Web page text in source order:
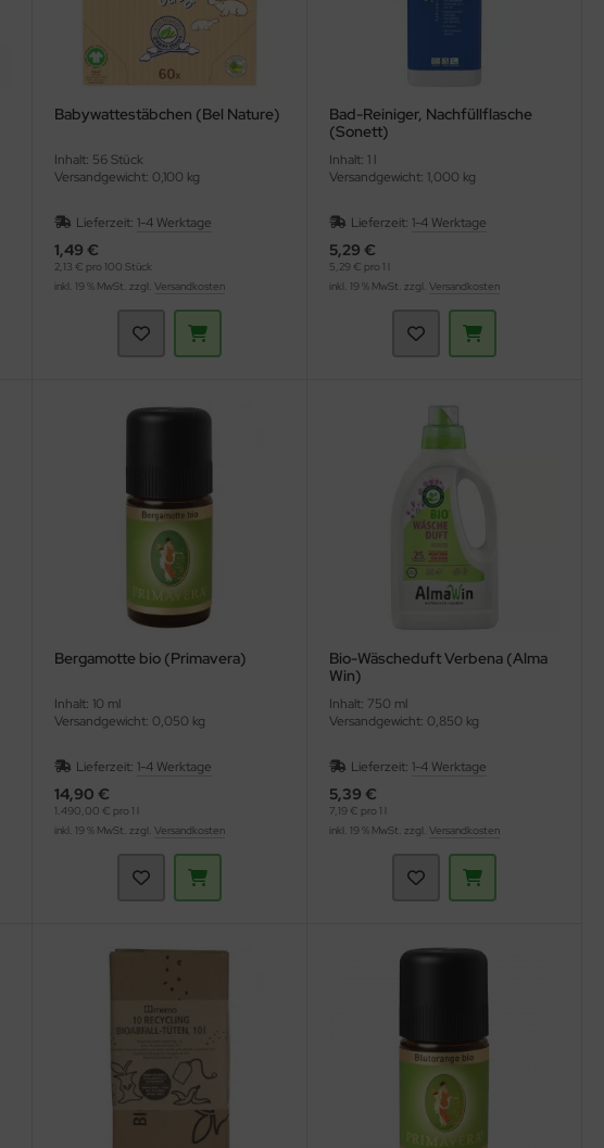
Babywattestäbchen (Bel Nature)
Inhalt: 56 Stück
Versandgewicht: 0,100 kg
Lieferzeit: 1-4 Werktage
1,49 €
2,13 € pro 100 Stück
inkl. 19 % MwSt. zzgl. Versandkosten
Bad-Reiniger, Nachfüllflasche
(Sonett)
Inhalt: 1 l
Versandgewicht: 1,000 kg
Lieferzeit: 1-4 Werktage
5,29 €
5,29 € pro 1 l
inkl. 19 % MwSt. zzgl. Versandkosten
Bergamotte bio (Primavera)
Inhalt: 10 ml
Versandgewicht: 0,050 kg
Lieferzeit: 1-4 Werktage
14,90 €
1.490,00 € pro 1 l
inkl. 19 % MwSt. zzgl. Versandkosten
Bio-Wäscheduft Verbena (Alma
Win)
Inhalt: 750 ml
Versandgewicht: 0,850 kg
Lieferzeit: 1-4 Werktage
5,39 €
7,19 € pro 1 l
inkl. 19 % MwSt. zzgl. Versandkosten